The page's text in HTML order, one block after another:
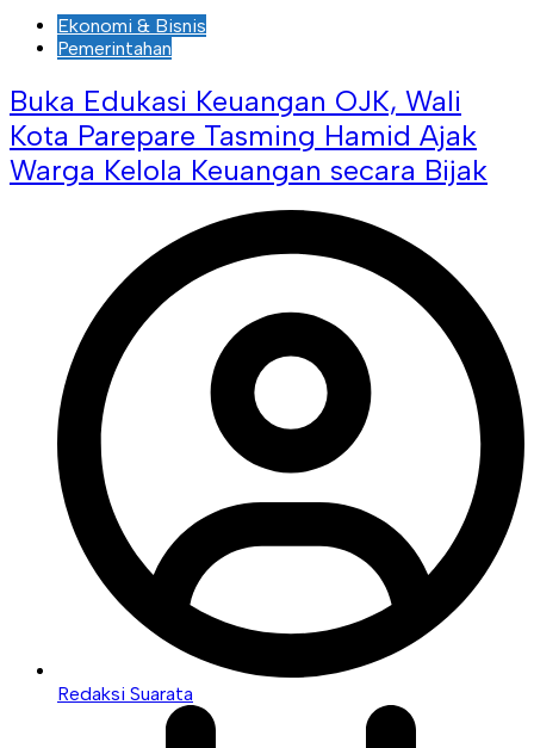
Ekonomi & Bisnis
Pemerintahan
Buka Edukasi Keuangan OJK, Wali
Kota Parepare Tasming Hamid Ajak
Warga Kelola Keuangan secara Bijak
Redaksi Suarata